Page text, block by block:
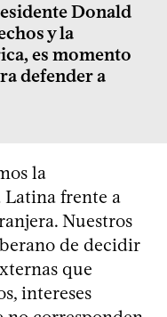
Donald
y la
es momento
defender a
la
frente a
Nuestros
de decidir
que
intereses